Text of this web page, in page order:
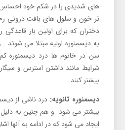
های شدیدی را در شکم خود
تر خون و سلول های بافت درونی
دختران که برای اولین بار قاعدگی
به دیسمنوره اولیه مبتلا می شوند
سن در خانوم ها درد دیسمنوره
شرایط مانند داشتن استرس و
بیشتر کنند.
دیسمنوره ثانویه: درد ناشی از
بیشتر می شود و هم چنین به
ایجاد می شود که در ادامه به آنها